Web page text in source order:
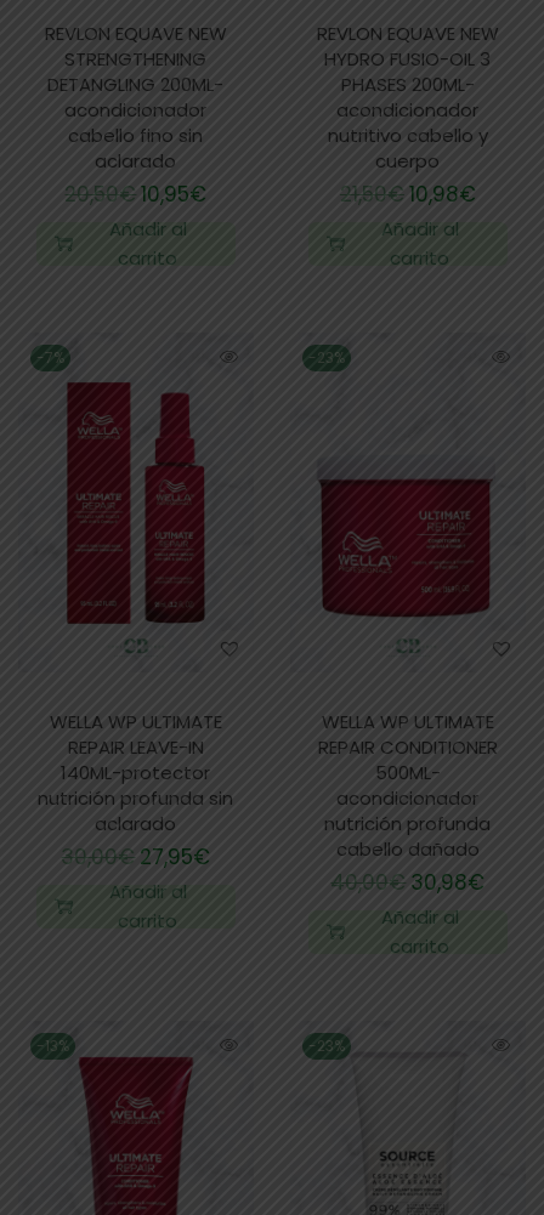
REVLON EQUAVE NEW
STRENGTHENING
DETANGLING 200ML-
acondicionador
cabello fino sin
aclarado
20,50€10,95€
Añadir al
carrito
REVLON EQUAVE NEW
HYDRO FUSIO-OIL 3
PHASES 200ML-
acondicionador
nutritivo cabello y
cuerpo
21,50€10,98€
Añadir al
carrito
-7%
WELLA WP ULTIMATE
REPAIR LEAVE-IN
140ML-protector
nutrición profunda sin
aclarado
30,00€ 27,95€
Añadir al
carrito
-23%
WELLA WP ULTIMATE
REPAIR CONDITIONER
500ML-
acondicionador
nutrición profunda
cabello dañado
40,00€30,98€
Añadir al
carrito
-13% -23%